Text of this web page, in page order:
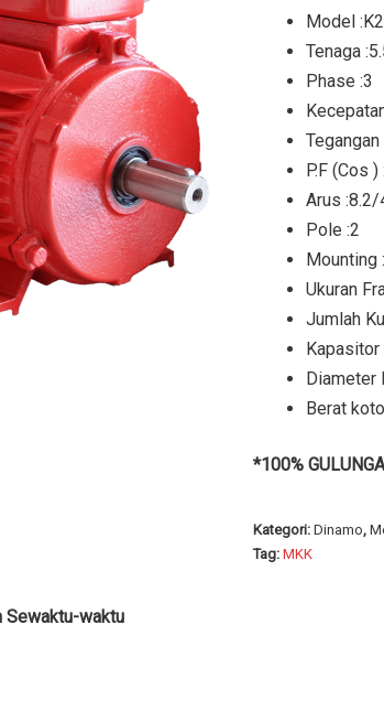
Model
Tenaga
Phase :3
P.F (Cos )
Arus :8.2/
Pole :2
Mounting
Ukuran
Jumlah
Kapasitor
Diameter
Berat
*100%
Kategori: Dinamo,
Tag: MKK
Sewaktu-waktu